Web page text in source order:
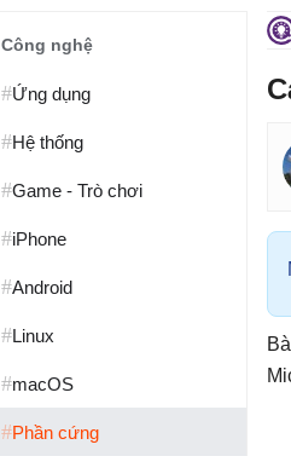
Công nghệ
#Ứng dụng
#Hệ thống
#Game - Trò chơi
#iPhone
#Android
#Linux
#macOS
#Phần cứng